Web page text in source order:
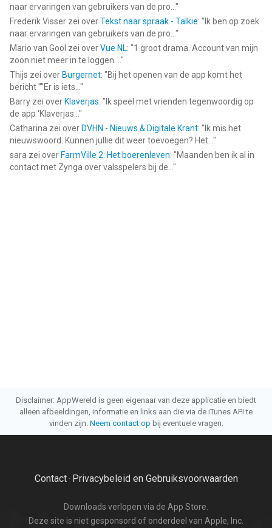
naar ervaringen van gebruikers van de pro... "
Frederik Visser zei overTekst naar spraak - Talkie: " Ik ben op zoek
naar ervaringen van gebruikers van de pro... "
Mario van Gool zei overVue NL: "1 groot drama. Account van mijn
zoon niet meer in te loggen.... "
Thijs zei over Burgernet: "Bij het openen van de app komt het
bericht ""Er is iets... "
Barry zei over Klaverjas: " Ik speel met vrienden tegenwoordig op
de app ‘Klaverjas... "
Catharina zei over DVHN - Nieuws & Digitale Krant: " Ik mis het
nieuwswoord. Kunnen jullie dit weer toevoegen? Het... "
sara zei over FarmVille 2: Het boerenleven: "Maanden ben ik al in
contact met Zynga over valsspelers bij de... "
Disclaimer: AppWereld is geen eigenaar van deze applicatie en biedt
alleen afbeeldingen, informatie en links aan die via de iTunes API te
vinden zijn. Neem contact op bij eventuele vragen.
Contact· Privacybeleid en Gebruiksvoorwaarden
Downloads verlopen via de App Store.
Deze site is niet gesponsord of onderdeel van Apple, Inc.